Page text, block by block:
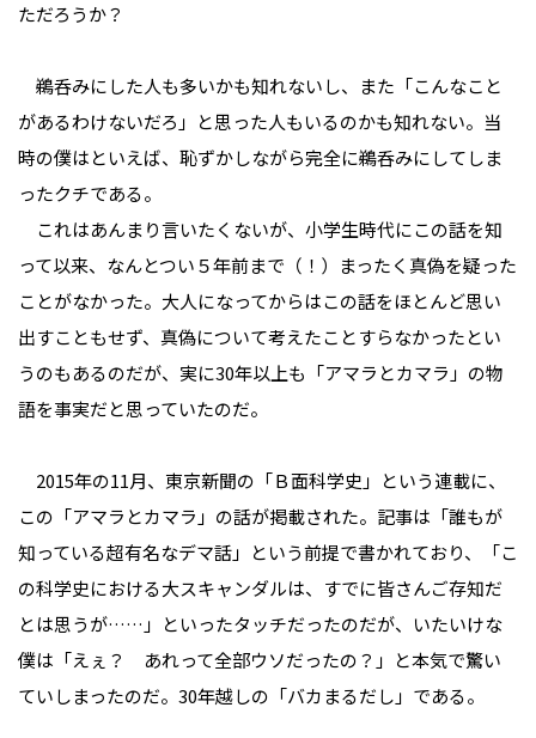
ただろうか？
鵜呑みにした人も多いかも知れないし、また「こんなこと
があるわけないだろ」と思った人もいるのかも知れない。当
時の僕はといえば、恥ずかしながら完全に鵜呑みにしてしま
ったクチである。
これはあんまり言いたくないが、小学生時代にこの話を知
って以来、なんとつい５年前まで（！）まったく真偽を疑った
ことがなかった。大人になってからはこの話をほとんど思い
出すこともせず、真偽について考えたことすらなかったとい
うのもあるのだが、実に30年以上も「アマラとカマラ」の物
語を事実だと思っていたのだ。
2015年の11月、東京新聞の「Ｂ面科学史」という連載に、
この「アマラとカマラ」の話が掲載された。記事は「誰もが
知っている超有名なデマ話」という前提で書かれており、「こ
の科学史における大スキャンダルは、すでに皆さんご存知だ
とは思うが……」といったタッチだったのだが、いたいけな
僕は「えぇ？ あれって全部ウソだったの？」と本気で驚い
ていしまったのだ。30年越しの「バカまるだし」である。